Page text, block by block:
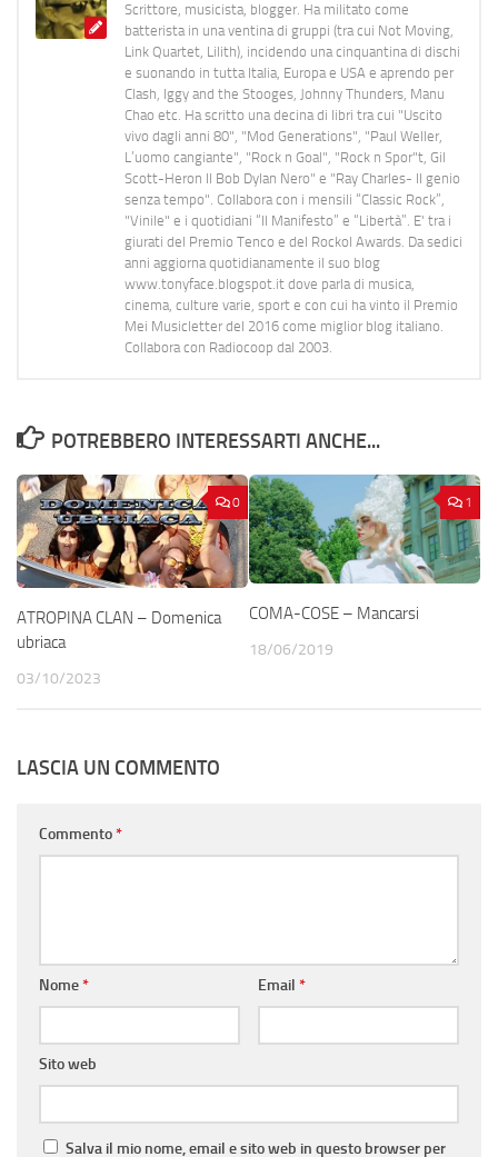
Scrittore, musicista, blogger. Ha militato come
batterista in una ventina di gruppi (tra cui Not Moving,
Link Quartet, Lilith), incidendo una cinquantina di dischi
e suonando in tutta Italia, Europa e USA e aprendo per
Clash, Iggy and the Stooges, Johnny Thunders, Manu
Chao etc. Ha scritto una decina di libri tra cui "Uscito
vivo dagli anni 80", "Mod Generations", "Paul Weller,
L’uomo cangiante", "Rock n Goal", "Rock n Spor"t, Gil
Scott-Heron Il Bob Dylan Nero" e "Ray Charles- Il genio
senza tempo". Collabora con i mensili “Classic Rock”,
"Vinile" e i quotidiani “Il Manifesto” e “Libertà”. E' tra i
giurati del Premio Tenco e del Rockol Awards. Da sedici
anni aggiorna quotidianamente il suo blog
www.tonyface.blogspot.it dove parla di musica,
cinema, culture varie, sport e con cui ha vinto il Premio
Mei Musicletter del 2016 come miglior blog italiano.
Collabora con Radiocoop dal 2003.
POTREBBERO INTERESSARTI ANCHE...
0
ATROPINA CLAN – Domenica
ubriaca
03/10/2023
1
COMA-COSE – Mancarsi
18/06/2019
LASCIA UN COMMENTO
Commento*
Nome* Email *
Sito web
Salva il mio nome, email e sito web in questo browser per